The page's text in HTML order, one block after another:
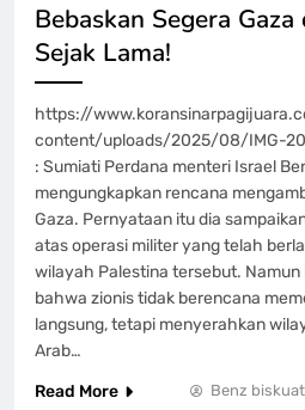
Bebaskan Segera
Sejak Lama!
https://
content/uploads/2025/08/IMG-
: Sumiati Perdana menteri Israel
mengungkapkan rencana
Gaza. Pernyataan itu dia
atas operasi militer yang telah
wilayah Palestina tersebut.
bahwa zionis tidak berencana
langsung, tetapi menyerahkan
Arab…
Read More
Benz